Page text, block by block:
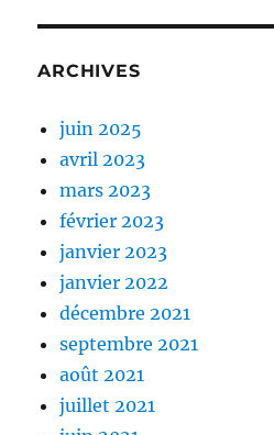
ARCHIVES
juin 2025
avril 2023
mars 2023
février 2023
janvier 2023
janvier 2022
décembre 2021
septembre 2021
août 2021
juillet 2021